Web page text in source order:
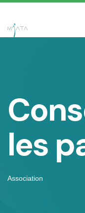
les
Association